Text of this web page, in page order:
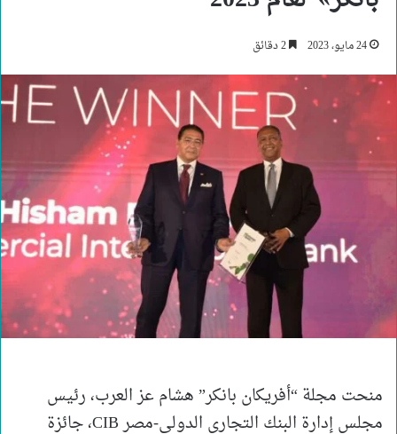
24 مايو، 2023
منحت مجلة “أفريكان بانكر” هشام عز العرب، رئيس
مجلس إدارة البنك التجاري الدولي-مصر CIB، جائزة